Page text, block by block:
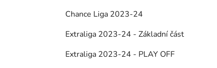
Chance Liga 2023-24
Extraliga 2023-24 - Základní část
Extraliga 2023-24 - PLAY OFF